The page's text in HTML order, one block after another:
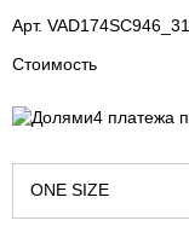
Арт.
Стоимость
4 платежа
ONE SIZE